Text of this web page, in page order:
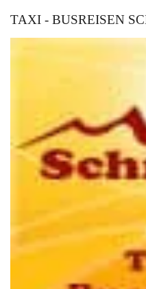
TAXI - BUSREISEN